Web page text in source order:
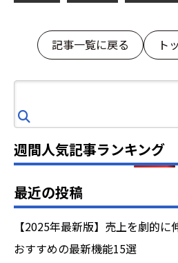
記事一覧に戻る ト
索
週間人気記事ランキング
最近の投稿
【2025年最新版】売上を劇的
おすすめの最新機能15選